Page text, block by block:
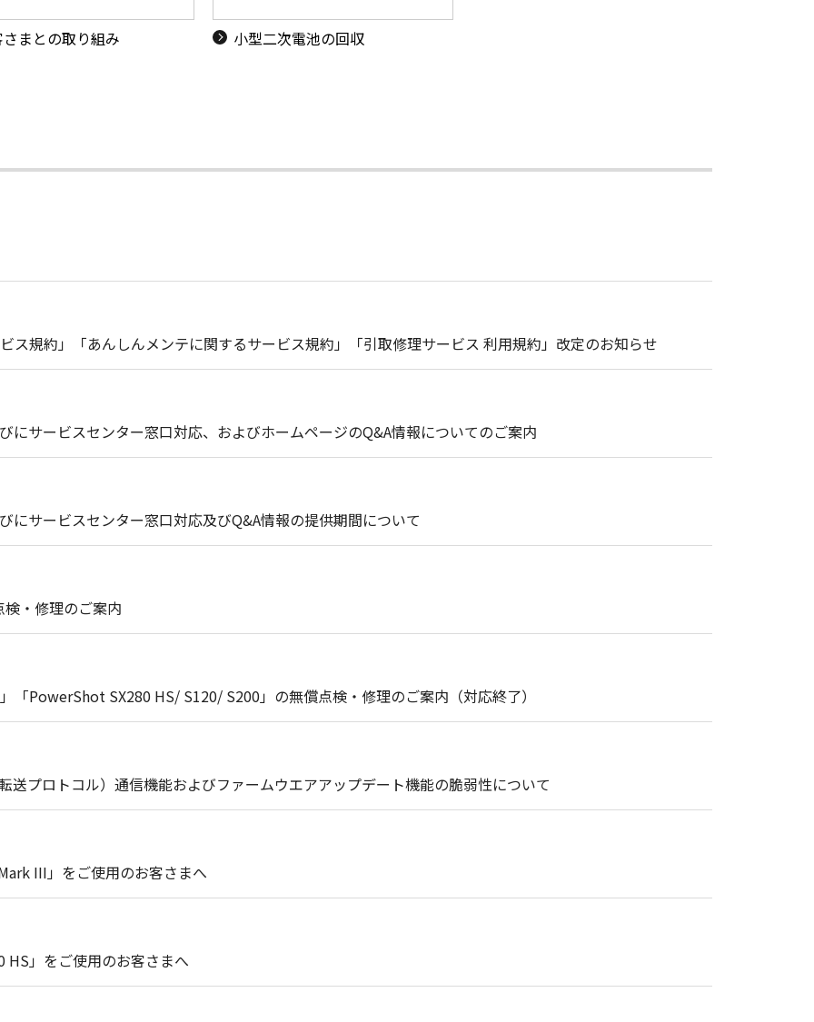
まとの取り組み 小型二次電池の回収
ス規約」「あんしんメンテに関するサービス規約」「引取修理サービス 利用規約」改定のお知らせ
にサービスセンター窓口対応、およびホームページのQ&A情報についてのご案内
にサービスセンター窓口対応及びQ&A情報の提供期間について
・修理のご案内
「PowerShot SX280 HS/ S120/ S200」の無償点検・修理のご案内（対応終了）
送プロトコル）通信機能およびファームウエアアップデート機能の脆弱性について
III」をご使用のお客さまへ
」をご使用のお客さまへ